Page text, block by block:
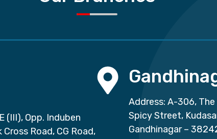
(III), Opp. Induben
Cross Road, CG Road,
Address: A-306, The
Spicy Street,
Gandhinagar –